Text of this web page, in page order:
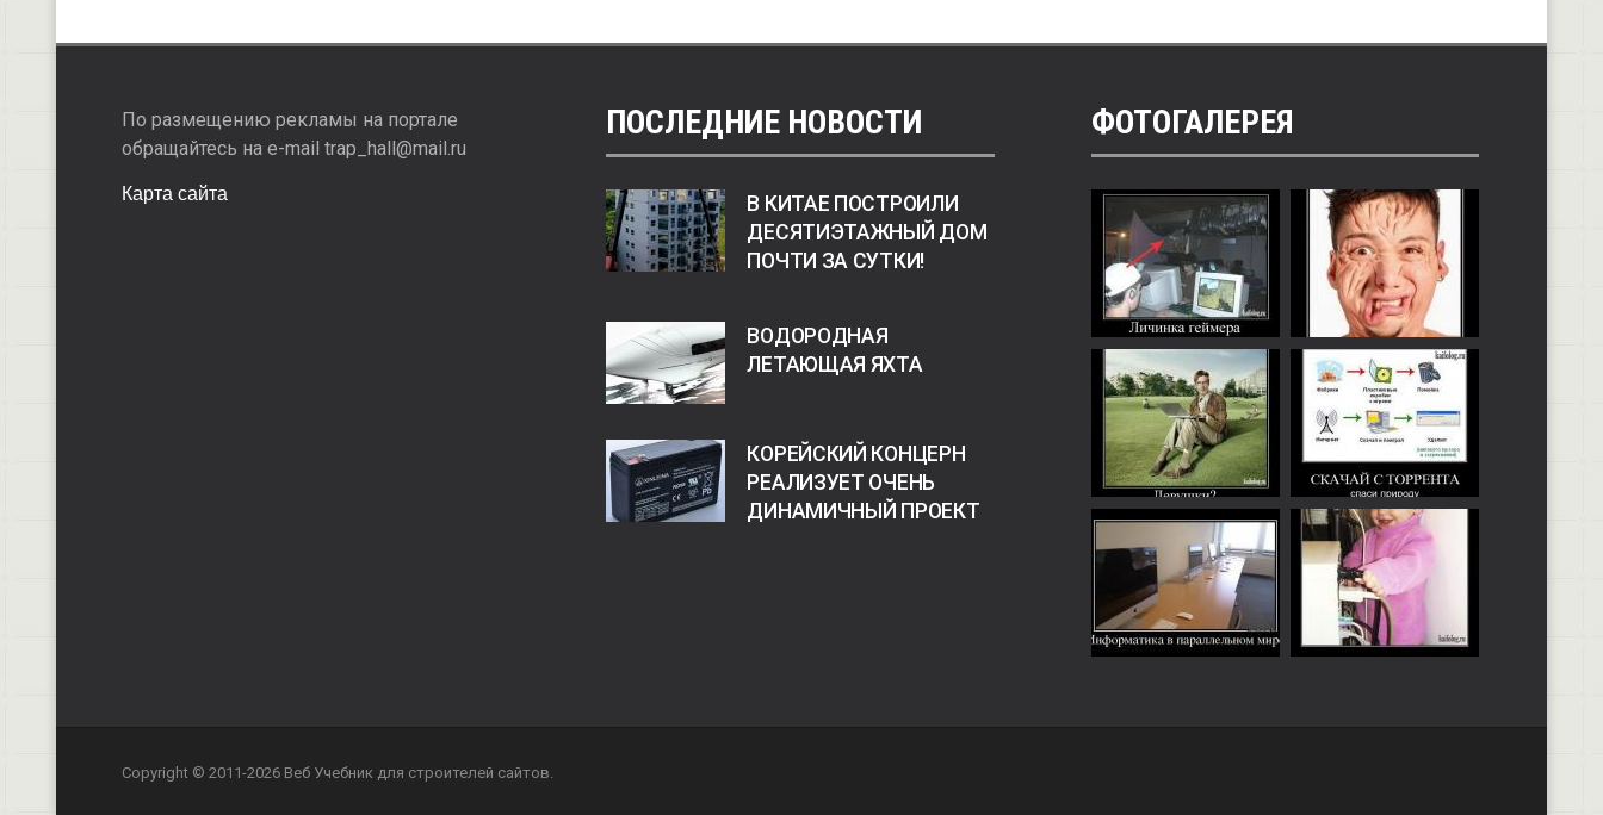
По размещению рекламы на портале
обращайтесь на e-mail trap_hall@mail.ru
Карта сайта
ПОСЛЕДНИЕ НОВОСТИ
В КИТАЕ ПОСТРОИЛИ
ДЕСЯТИЭТАЖНЫЙ ДОМ
ПОЧТИ ЗА СУТКИ!
ВОДОРОДНАЯ
ЛЕТАЮЩАЯ ЯХТА
КОРЕЙСКИЙ КОНЦЕРН
РЕАЛИЗУЕТ ОЧЕНЬ
ДИНАМИЧНЫЙ ПРОЕКТ
ФОТОГАЛЕРЕЯ
Copyright © 2011-2026 Веб Учебник для строителей сайтов.